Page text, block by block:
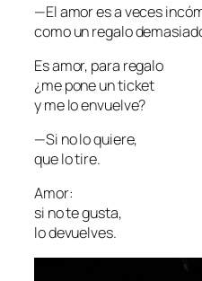
—El amor es a veces
como un regalo
Es amor, para regalo
¿me pone un ticket
y me lo envuelve?
—Si no lo quiere,
que lo tire.
Amor:
si no te gusta,
lo devuelves.